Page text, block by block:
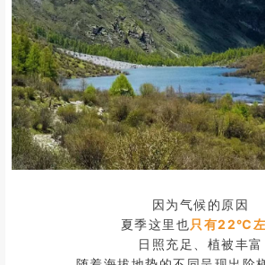
因为气候的原因
夏季这里也只有22℃
日照充足、植被丰富